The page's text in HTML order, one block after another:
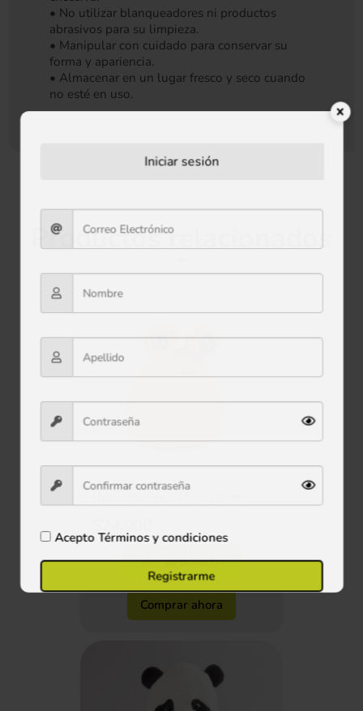
• No utilizar blanqueadores ni productos
abrasivos para su limpieza.
• Manipular con cuidado para conservar su
forma y apariencia.
• Almacenar en un lugar fresco y seco cuando
no esté en uso.
Productos relacionados
Ver producto
Comprar ahora
Iniciar sesión
AceptoTérminos y condiciones
Registrarme